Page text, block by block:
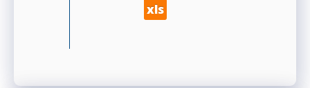
xls